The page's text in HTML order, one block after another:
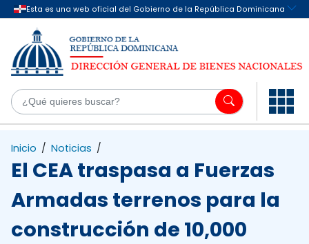
Saltar al contenido principal
Inicio / Noticias /
El CEA traspasa a Fuerzas
Armadas terrenos para la
construcción de 10,000